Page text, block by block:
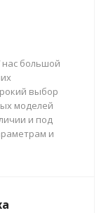
нас большой
выбор
моделей
и под
и